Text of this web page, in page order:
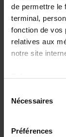
de permettre le
terminal,
fonction de vos
relatives aux
notre site
à l’exception
cookies est
dessus.
Nécessaires
Préférences
[1] Loi du 21
aux